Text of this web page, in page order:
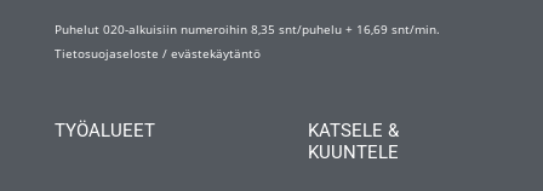
Puhelut 020-alkuisiin numeroihin 8,35 snt/puhelu + 16,69 snt/min.
Tietosuojaseloste / evästekäytäntö
TYÖALUEET
KATSELE &
KUUNTELE